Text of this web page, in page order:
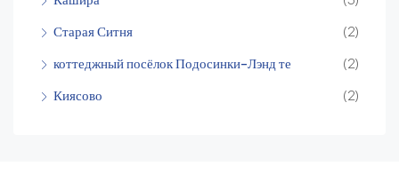
Старая Ситня
(2)
коттеджный посёлок Подосинки-Лэнд те
(2)
Киясово
(2)